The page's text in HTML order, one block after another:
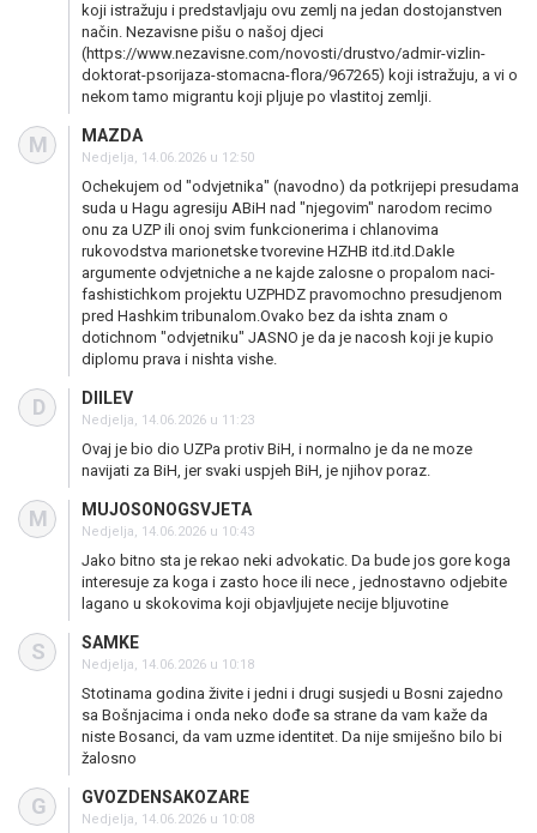
koji istražuju i predstavljaju ovu zemlj na jedan dostojanstven
način. Nezavisne pišu o našoj djeci
(https://www.nezavisne.com/novosti/drustvo/admir-vizlin-
doktorat-psorijaza-stomacna-flora/967265) koji istražuju, a vi o
nekom tamo migrantu koji pljuje po vlastitoj zemlji.
M MAZDA
Nedjelja, 14.06.2026 u 12:50
Ochekujem od "odvjetnika" (navodno) da potkrijepi presudama
suda u Hagu agresiju ABiH nad "njegovim" narodom recimo
onu za UZP ili onoj svim funkcionerima i chlanovima
rukovodstva marionetske tvorevine HZHB itd.itd.Dakle
argumente odvjetniche a ne kajde zalosne o propalom naci-
fashistichkom projektu UZPHDZ pravomochno presudjenom
pred Hashkim tribunalom.Ovako bez da ishta znam o
dotichnom "odvjetniku" JASNO je da je nacosh koji je kupio
diplomu prava i nishta vishe.
D DIILEV
Nedjelja, 14.06.2026 u 11:23
Ovaj je bio dio UZPa protiv BiH, i normalno je da ne moze
navijati za BiH, jer svaki uspjeh BiH, je njihov poraz.
M MUJOSONOGSVJETA
Nedjelja, 14.06.2026 u 10:43
Jako bitno sta je rekao neki advokatic. Da bude jos gore koga
interesuje za koga i zasto hoce ili nece , jednostavno odjebite
lagano u skokovima koji objavljujete necije bljuvotine
S SAMKE
Nedjelja, 14.06.2026 u 10:18
Stotinama godina živite i jedni i drugi susjedi u Bosni zajedno
sa Bošnjacima i onda neko dođe sa strane da vam kaže da
niste Bosanci, da vam uzme identitet. Da nije smiješno bilo bi
žalosno
G GVOZDENSAKOZARE
Nedjelja, 14.06.2026 u 10:08